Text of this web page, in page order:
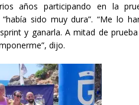
años participando en la
sido muy dura”. “Me lo
y ganarla. A mitad de
dijo.